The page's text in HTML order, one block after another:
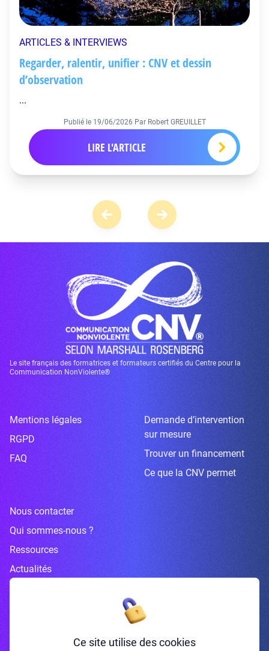
ARTICLES & INTERVIEWS
Regarder, ralentir, unifier : CNV et dessin
d’observation
...
Publié le 19/06/2026 Par Robert GREUILLET
LIRE L'ARTICLE
Le site français des formatrices et formateurs certifiés du Centre pour la
Communication NonViolente®
Mentions légales
RGPD
FAQ
Demande d’intervention
sur mesure
Trouver un financement
Ce que la CNV permet
Nous contacter
Qui sommes-nous ?
Ressources
Actualités
Inscrivez-vous à la newsletter
Ce site utilise des cookies